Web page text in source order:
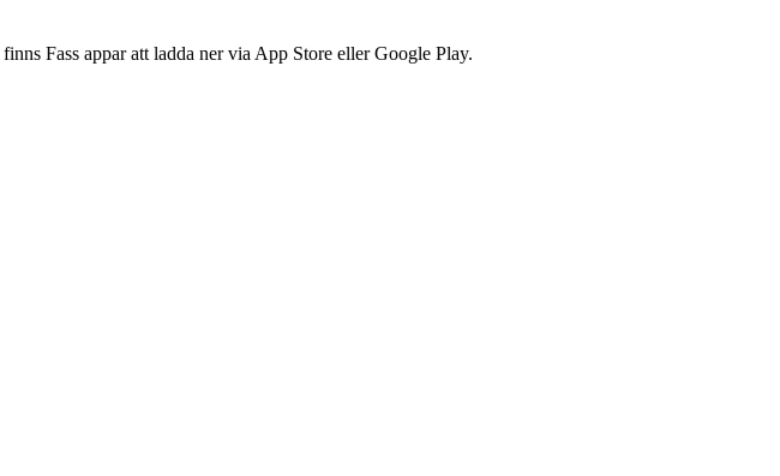
Fass appar att ladda ner via App Store eller Google Play.